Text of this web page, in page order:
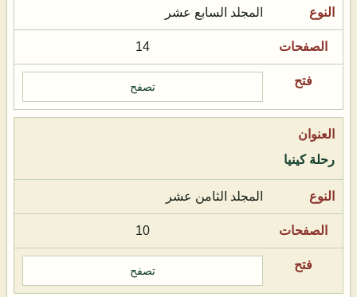
المجلد السابع عشر
14
تصفح
رحلة كينيا
المجلد الثامن عشر
10
تصفح